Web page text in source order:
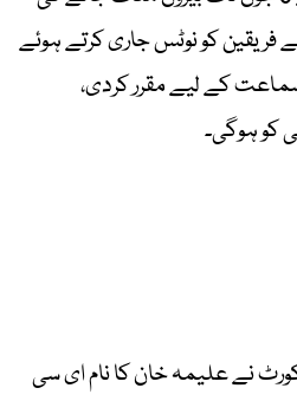
کو نوٹس جاری کرتے ہوئے
کے لیے مقرر کردی،
نے علیمہ خان کا نام ای سی